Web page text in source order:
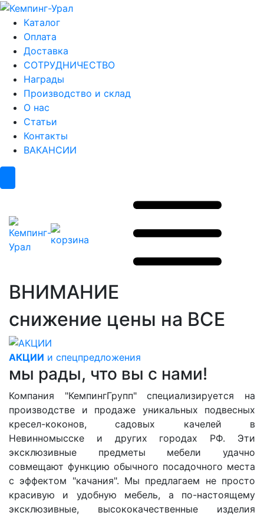
Каталог
Оплата
Доставка
СОТРУДНИЧЕСТВО
Награды
Производство и склад
О нас
Статьи
Контакты
ВАКАНСИИ
ВНИМАНИЕ
снижение цены на ВСЕ
АКЦИИ и спецпредложения
мы рады, что вы с нами!
Компания "КемпингГрупп" специализируется на
производстве и продаже уникальных подвесных
кресел-коконов, садовых качелей в
Невинномысске и других городах РФ. Эти
эксклюзивные предметы мебели удачно
совмещают функцию обычного посадочного места
с эффектом "качания". Мы предлагаем не просто
красивую и удобную мебель, а по-настоящему
эксклюзивные, высококачественные изделия